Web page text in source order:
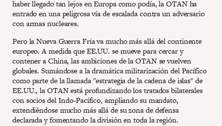
haber llegado tan lejos en Europa como podía, la OTAN ha
entrado en una peligrosa vía de escalada contra un adversario
con armas nucleares.
Pero la Nueva Guerra Fría va mucho más allá del continente
europeo. A medida que EE.UU. se mueve para cercar y
contener a China, las ambiciones de la OTAN se vuelven
globales. Sumándose a la dramática militarización del Pacífico
como parte de la llamada "estrategia de la cadena de islas" de
EE.UU., la OTAN está profundizando los tratados bilaterales
con socios del Indo-Pacífico, ampliando su mandato,
extendiéndose mucho más allá de su zona de defensa
declarada y fomentando la división en toda la región.